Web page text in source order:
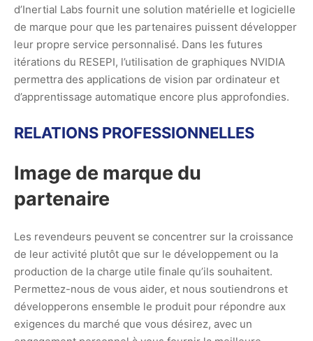
d’Inertial Labs fournit une solution matérielle et logicielle
de marque pour que les partenaires puissent développer
leur propre service personnalisé. Dans les futures
itérations du RESEPI, l’utilisation de graphiques NVIDIA
permettra des applications de vision par ordinateur et
d’apprentissage automatique encore plus approfondies.
RELATIONS PROFESSIONNELLES
Image de marque du
partenaire
Les revendeurs peuvent se concentrer sur la croissance
de leur activité plutôt que sur le développement ou la
production de la charge utile finale qu’ils souhaitent.
Permettez-nous de vous aider, et nous soutiendrons et
développerons ensemble le produit pour répondre aux
exigences du marché que vous désirez, avec un